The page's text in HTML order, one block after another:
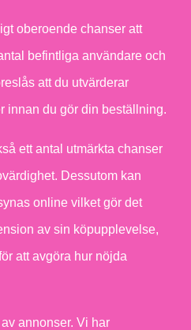
oberoende chanser att
befintliga användare och
att du utvärderar
innan du gör din beställning.
ett antal utmärkta chanser
Dessutom kan
online vilket gör det
av sin köpupplevelse,
att avgöra hur nöjda
annonser. Vi har